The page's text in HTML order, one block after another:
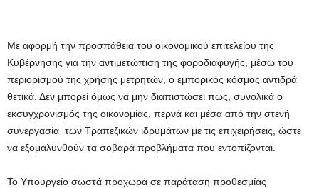
Με αφορμή την προσπάθεια του οικονομικού επιτελείου της
Κυβέρνησης για την αντιμετώπιση της φοροδιαφυγής, μέσω του
περιορισμού της χρήσης μετρητών, ο εμπορικός κόσμος αντιδρά
θετικά. Δεν μπορεί όμως να μην διαπιστώσει πως, συνολικά ο
εκσυγχρονισμός της οικονομίας, περνά και μέσα από την στενή
συνεργασία των Τραπεζικών ιδρυμάτων με τις επιχειρήσεις, ώστε
να εξομαλυνθούν τα σοβαρά προβλήματα που εντοπίζονται.
Το Υπουργείο σωστά προχωρά σε παράταση προθεσμίας